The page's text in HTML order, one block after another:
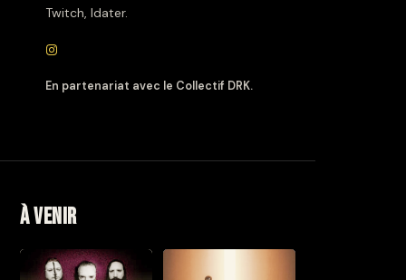
Twitch, Idater.
En partenariat avec le Collectif DRK.
À venir